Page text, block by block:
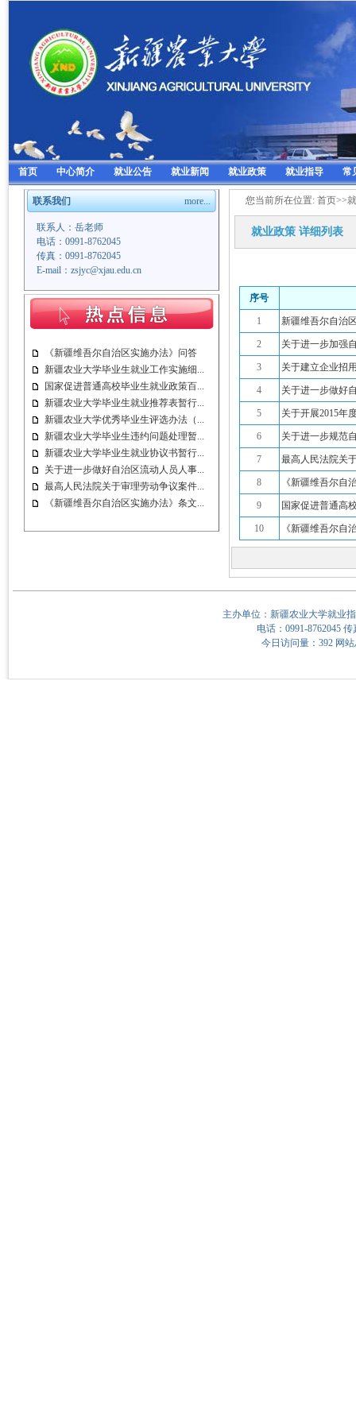
首页 中心简介 就业公告 就业新闻 就业政策 就业指导 常
联系我们 more...
联系人：岳老师
电话：0991-8762045
传真：0991-8762045
E-mail：zsjyc@xjau.edu.cn
《新疆维吾尔自治区实施办法》问答
新疆农业大学毕业生就业工作实施细...
国家促进普通高校毕业生就业政策百...
新疆农业大学毕业生就业推荐表暂行...
新疆农业大学优秀毕业生评选办法（...
新疆农业大学毕业生违约问题处理暂...
新疆农业大学毕业生就业协议书暂行...
关于进一步做好自治区流动人员人事...
最高人民法院关于审理劳动争议案件...
《新疆维吾尔自治区实施办法》条文...
您当前所在位置: 首页>>
就业政策详细列表
序号
1 新疆维吾尔自治
2 关于进一步加强
3 关于建立企业招
4 关于进一步做好
5 关于开展2015年
6 关于进一步规范
7 最高人民法院关
8 《新疆维吾尔自
9 国家促进普通高
10 《新疆维吾尔自
主办单位：新疆农业大学就业
电话：0991-8762045
今日访问量：392 网